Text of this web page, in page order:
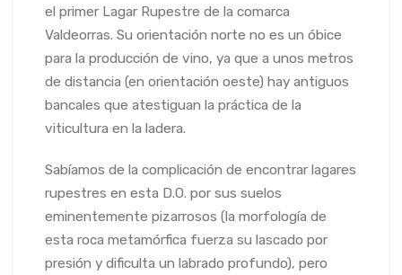
el primer Lagar Rupestre de la comarca
Valdeorras. Su orientación norte no es un óbice
para la producción de vino, ya que a unos metros
de distancia (en orientación oeste) hay antiguos
bancales que atestiguan la práctica de la
viticultura en la ladera.
Sabíamos de la complicación de encontrar lagares
rupestres en esta D.O. por sus suelos
eminentemente pizarrosos (la morfología de
esta roca metamórfica fuerza su lascado por
presión y dificulta un labrado profundo), pero